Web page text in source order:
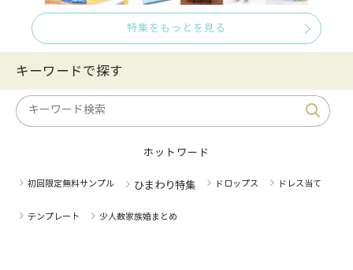
特集をもっとを見る
キーワードで探す
ホットワード
初回限定無料サンプル ひまわり特集 ドロップス ドレス当て
テンプレート 少人数家族婚まとめ